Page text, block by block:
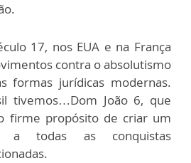
17, nos EUA e na França
contra o absolutismo
formas jurídicas modernas.
tivemos…Dom João 6, que
firme propósito de criar um
a todas as conquistas